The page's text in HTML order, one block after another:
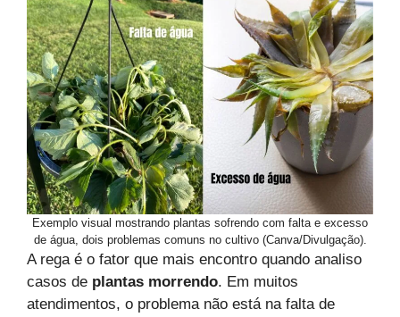
Exemplo visual mostrando plantas sofrendo com falta e excesso
de água, dois problemas comuns no cultivo (Canva/Divulgação).
A rega é o fator que mais encontro quando analiso
casos de plantas morrendo. Em muitos
atendimentos, o problema não está na falta de